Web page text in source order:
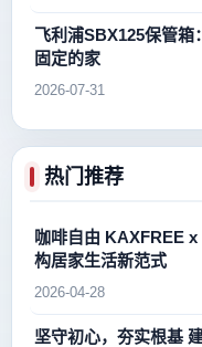
飞利浦SBX125保管箱
固定的家
2026-07-31
热门推荐
咖啡自由 KAXFREE
构居家生活新范式
2026-04-28
坚